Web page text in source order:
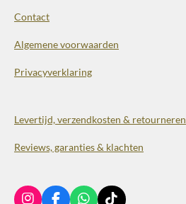
Contact
Algemene voorwaarden
Privacyverklaring
Levertijd, verzendkosten & retourneren
Reviews, garanties & klachten